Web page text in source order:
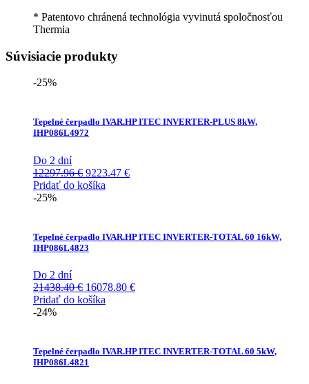
* Patentovo chránená technológia vyvinutá spoločnosťou
Thermia
Súvisiacie produkty
-25%
Tepelné čerpadlo IVAR.HP ITEC INVERTER-PLUS 8kW,
IHP086L4972
Do 2 dní
12297.96€ Pôvodná
cena
9223.47 €Aktuálna
Pridať do košíka
-25%
Tepelné čerpadlo IVAR.HP ITEC INVERTER-TOTAL 60 16kW,
IHP086L4823
Do 2 dní
21438.40€ Pôvodná
cena
16078.80 €Aktuálna
Pridať do košíka
-24%
Tepelné čerpadlo IVAR.HP ITEC INVERTER-TOTAL 60 5kW,
IHP086L4821